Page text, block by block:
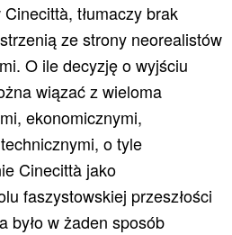
tłumaczy brak
ze strony neorealistów
O ile decyzję o wyjściu
wiązać z wieloma
ekonomicznymi,
o tyle
Cinecittà jako
faszystowskiej przeszłości
było w żaden sposób